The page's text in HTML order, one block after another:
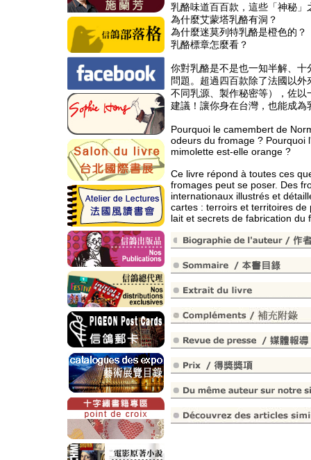
乳酪味道百百款，這些「神秘」
為什麼艾蒙塔乳酪有洞？
為什麼迷莫列特乳酪是橙色的？
乳酪標章怎麼看？
你對乳酪是不是也一知半解、
問題。超過四百款除了法國以
不同乳源、製作秘密等），佐
建議！讓你身在台灣，也能成為
Pourquoi le camembert de
odeurs du fromage ? Pourquoi
mimolette est-elle orange ?
Ce livre répond à toutes ces
fromages peut se poser. Des
internationaux illustrés et
cartes : terroirs et territoires
lait et secrets de fabrication du